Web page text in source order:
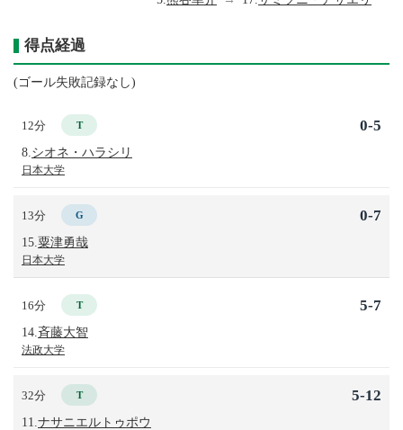
得点経過
(ゴール失敗記録なし)
12分 T
8. シオネ・ハラシリ
日本大学
0-5
13分 G
15. 粟津勇哉
日本大学
0-7
16分 T
14. 斉藤大智
法政大学
5-7
32分 T
11. ナサニエルトゥポウ
5-12